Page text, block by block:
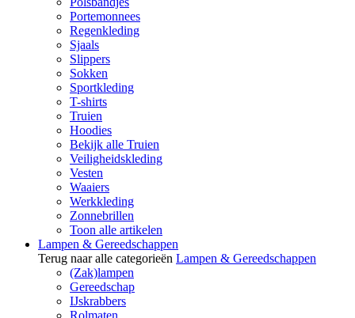
Portemonnees
Regenkleding
Sjaals
Slippers
Sokken
Sportkleding
T-shirts
Truien
Hoodies
Bekijk alle Truien
Veiligheidskleding
Vesten
Waaiers
Werkkleding
Zonnebrillen
Toon alle artikelen
Lampen & Gereedschappen
Terug naar alle categorieën Lampen & Gereedschappen
(Zak)lampen
Gereedschap
IJskrabbers
Rolmaten